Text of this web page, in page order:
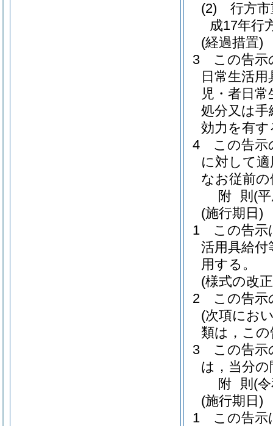
(2)
行方
成17年行
(経過措置)
3
この告示
日常生活
児・者日
処分又は
効力を有す
4
この告示
に対して
なお従前
附 則 (
(施行期日)
1
この告示
活用具給付
用する。
(様式の改
2
この告示
(次項にお
類は，こ
3
この告
は，当分
附 則 (
(施行期日)
1
この告示